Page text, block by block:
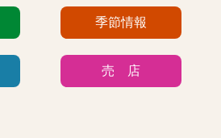
季節情報
売 店